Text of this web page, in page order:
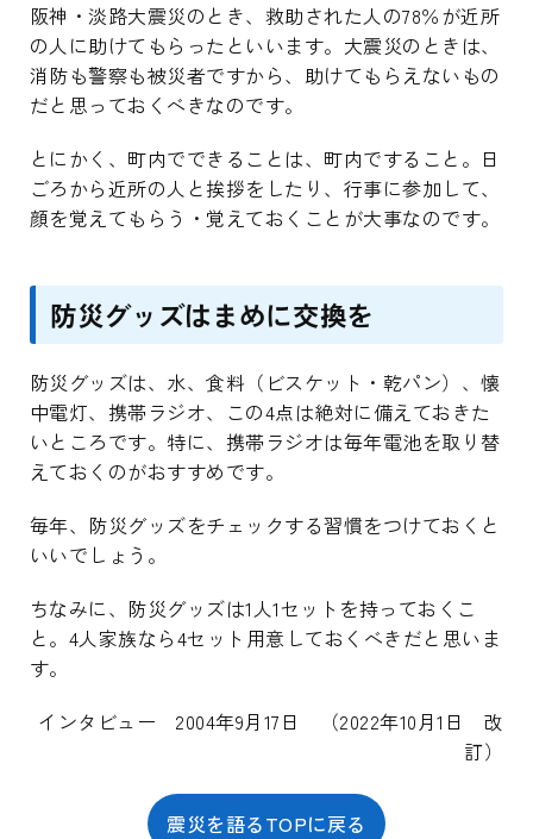
阪神・淡路大震災のとき、救助された人の78％が近所
の人に助けてもらったといいます。大震災のときは、
消防も警察も被災者ですから、助けてもらえないもの
だと思っておくべきなのです。
とにかく、町内でできることは、町内ですること。日
ごろから近所の人と挨拶をしたり、行事に参加して、
顔を覚えてもらう・覚えておくことが大事なのです。
防災グッズはまめに交換を
防災グッズは、水、食料（ビスケット・乾パン）、懐
中電灯、携帯ラジオ、この4点は絶対に備えておきた
いところです。特に、携帯ラジオは毎年電池を取り替
えておくのがおすすめです。
毎年、防災グッズをチェックする習慣をつけておくと
いいでしょう。
ちなみに、防災グッズは1人1セットを持っておくこ
と。4人家族なら4セット用意しておくべきだと思いま
す。
インタビュー 2004年9月17日 （2022年10月1日 改
訂）
震災を語るTOPに戻る